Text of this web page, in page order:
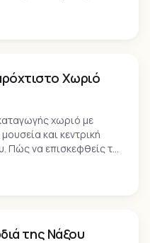
Χωριό
χωριό με
και κεντρική
Πώς να επισκεφθείς το
της Νάξου